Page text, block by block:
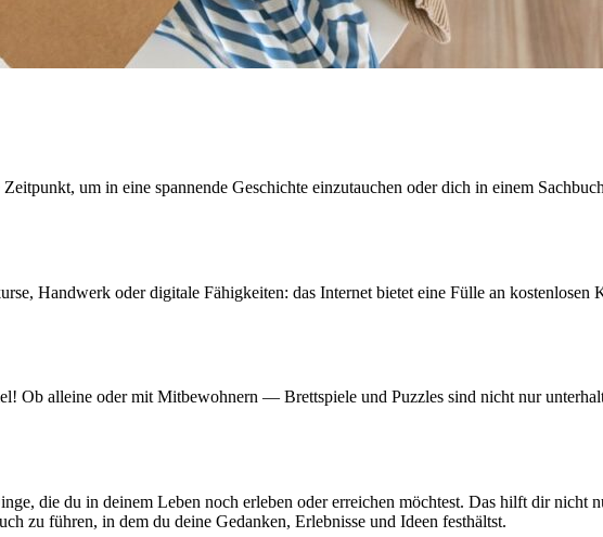
um in eine spannende Geschichte einzutauchen oder dich in einem
Handwerk oder digitale Fähigkeiten: das Internet bietet eine Fülle an kostenlosen
Ob alleine oder mit Mitbewohnern — Brettspiele und Puzzles sind nicht nur
die du in deinem Leben noch erleben oder erreichen möchtest. Das hilft dir nicht
zu führen, in dem du deine Gedanken, Erlebnisse und Ideen festhältst.